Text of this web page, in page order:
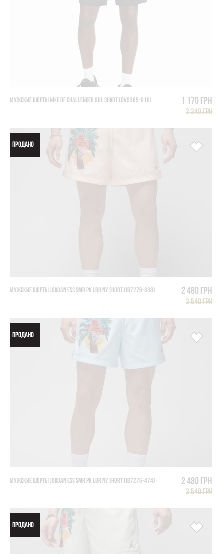
МУЖСКИЕ ШОРТЫ NIKE DF CHALLENGER 9UL SHORT (DV9365-010) 1 170 грн
2 340 грн
ПРОДАНО
МУЖСКИЕ ШОРТЫ JORDAN ESS SMR PK LBR NY SHORT (IB7276-838) 2 480 грн
3 540 грн
ПРОДАНО
МУЖСКИЕ ШОРТЫ JORDAN ESS SMR PK LBR NY SHORT (IB7276-474) 2 480 грн
3 540 грн
ПРОДАНО